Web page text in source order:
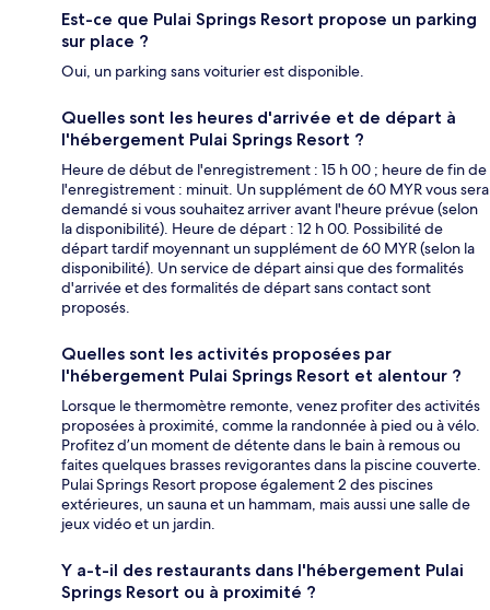
Est-ce que Pulai Springs Resort propose un parking
sur place ?
Oui, un parking sans voiturier est disponible.
Quelles sont les heures d'arrivée et de départ à
l'hébergement Pulai Springs Resort ?
Heure de début de l'enregistrement : 15 h 00 ; heure de fin de
l'enregistrement : minuit. Un supplément de 60 MYR vous sera
demandé si vous souhaitez arriver avant l'heure prévue (selon
la disponibilité). Heure de départ : 12 h 00. Possibilité de
départ tardif moyennant un supplément de 60 MYR (selon la
disponibilité). Un service de départ ainsi que des formalités
d'arrivée et des formalités de départ sans contact sont
proposés.
Quelles sont les activités proposées par
l'hébergement Pulai Springs Resort et alentour ?
Lorsque le thermomètre remonte, venez profiter des activités
proposées à proximité, comme la randonnée à pied ou à vélo.
Profitez d’un moment de détente dans le bain à remous ou
faites quelques brasses revigorantes dans la piscine couverte.
Pulai Springs Resort propose également 2 des piscines
extérieures, un sauna et un hammam, mais aussi une salle de
jeux vidéo et un jardin.
Y a-t-il des restaurants dans l'hébergement Pulai
Springs Resort ou à proximité ?